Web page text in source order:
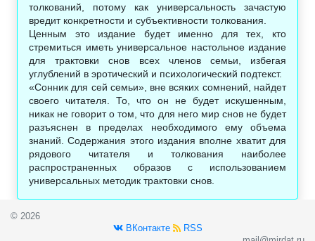
толкований, потому как универсальность зачастую
вредит конкретности и субъективности толкования.
Ценным это издание будет именно для тех, кто
стремиться иметь универсальное настольное издание
для трактовки снов всех членов семьи, избегая
углублений в эротический и психологический подтекст.
«Сонник для сей семьи», вне всяких сомнений, найдет
своего читателя. То, что он не будет искушенным,
никак не говорит о том, что для него мир снов не будет
разъяснен в пределах необходимого ему объема
знаний. Содержания этого издания вполне хватит для
рядового читателя и толкования наиболее
распространенных образов с использованием
универсальных методик трактовки снов.
© 2026
ВКонтакте
RSS